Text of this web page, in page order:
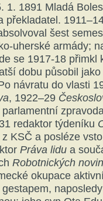
1. 1891 Mladá
překladatel.
šest
uherské armády;
se 1917-18 přimkl
dobu působil
návratu do vlasti
, 1922–29
parlamentní
redaktor týdeníku
KSČ a posléze
Práva lidu a
Robotnických novin
okupace